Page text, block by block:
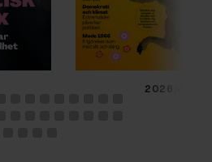
2026/4